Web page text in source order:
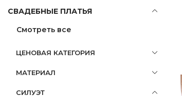
СВАДЕБНЫЕ ПЛАТЬЯ
Смотреть все
ЦЕНОВАЯ КАТЕГОРИЯ
МАТЕРИАЛ
СИЛУЭТ